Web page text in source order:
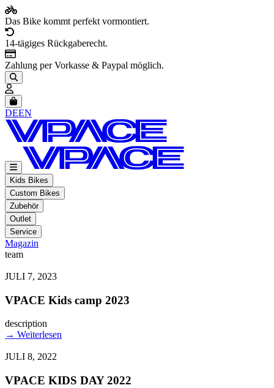
Das Bike kommt perfekt vormontiert.
14-tägiges Rückgaberecht.
Zahlung per Vorkasse & Paypal möglich.
Artikel im Warenkorb, Warenkorb anzeigen
DEEN
Kids Bikes
Custom Bikes
Zubehör
Outlet
Service
Magazin
team
JULI 7, 2023
VPACE Kids camp 2023
description
→ Weiterlesen
JULI 8, 2022
VPACE KIDS DAY 2022